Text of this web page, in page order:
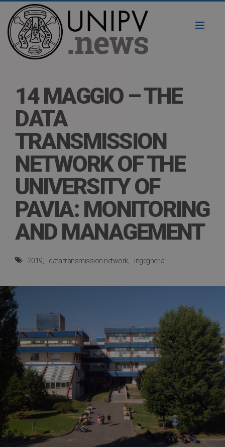
14 MAGGIO – THE
DATA
TRANSMISSION
NETWORK OF THE
UNIVERSITY OF
PAVIA: MONITORING
AND MANAGEMENT
2019 data transmission network ingegneria